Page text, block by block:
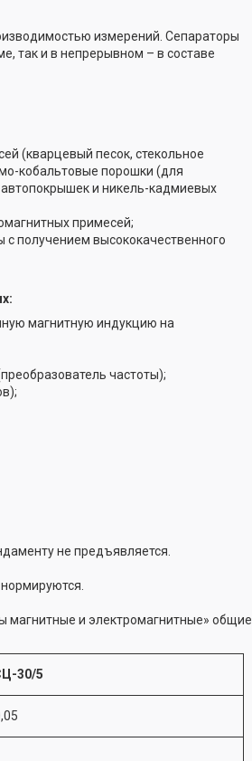
измерений. Сепараторы
так и в непрерывном – в составе
(кварцевый песок, стекольное
кобальтовые порошки (для
и никель-кадмиевых
примесей;
получением высококачественного
магнитную индукцию на
частоты);
не предъявляется.
магнитные и электромагнитные» общие
30/5